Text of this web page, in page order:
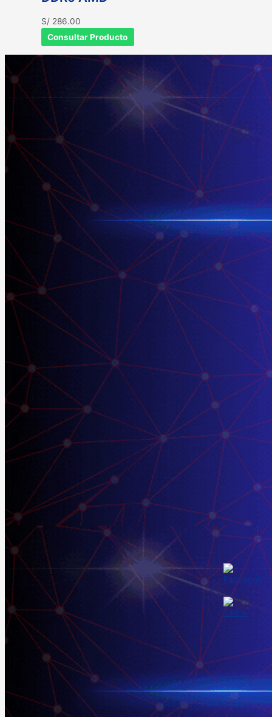
S/ 286.00
Consultar Producto